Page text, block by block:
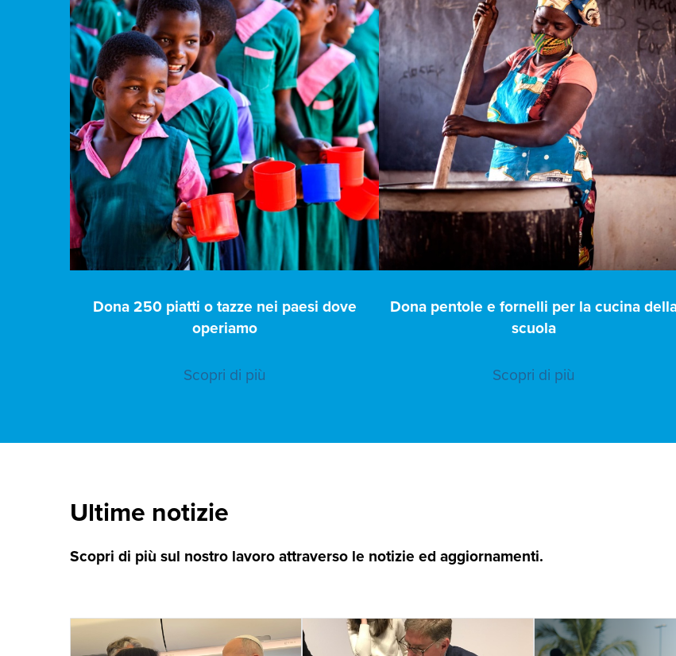
Dona 250 piatti o tazze nei paesi dove
operiamo
Scopri di più
Dona pentole e fornelli per la cucina
scuola
Scopri di più
Ultime notizie
Scopri di più sul nostro lavoro attraverso le notizie ed aggiornamenti.